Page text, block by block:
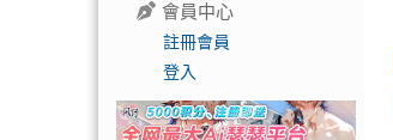
會員中心
註冊會員
登入